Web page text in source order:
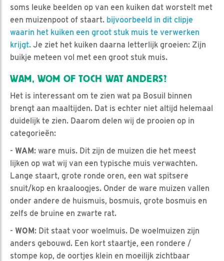
soms leuke beelden op van een kuiken dat worstelt met
een muizenpoot of staart. bijvoorbeeld in dit clipje
waarin het kuiken een groot stuk muis te verwerken
krijgt. Je ziet het kuiken daarna letterlijk groeien: Zijn
buikje meteen vol met een groot stuk muis.
WAM, WOM OF TOCH WAT ANDERS?
Het is interessant om te zien wat pa Bosuil binnen
brengt aan maaltijden. Dat is echter niet altijd helemaal
duidelijk te zien. Daarom delen wij de prooien op in
categorieën:
- WAM: ware muis. Dit zijn de muizen die het meest
lijken op wat wij van een typische muis verwachten.
Lange staart, grote ronde oren, een wat spitsere
snuit/kop en kraaloogjes. Onder de ware muizen vallen
onder andere de huismuis, bosmuis, grote bosmuis en
zelfs de bruine en zwarte rat.
- WOM: Dit staat voor woelmuis. De woelmuizen zijn
anders gebouwd. Een kort staartje, een rondere /
stompe kop, de oortjes klein en moeilijk zichtbaar